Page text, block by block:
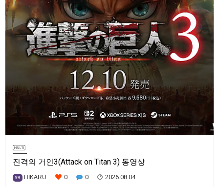
진격의 거인3(Attack on Titan 3) 동영상
99 HIKARU 0 0 2026.08.04